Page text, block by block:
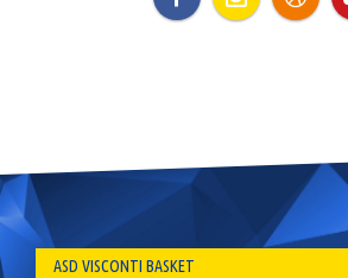
ASD VISCONTI BASKET